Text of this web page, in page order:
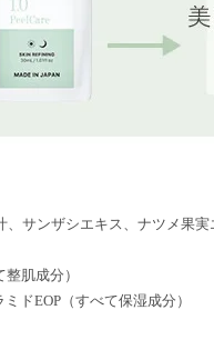
サンザシエキス、ナツメ果
肌成分）
ドEOP（すべて保湿成分）